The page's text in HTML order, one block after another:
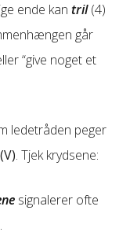
ende kan tril(4)
går
“give noget et
ledetråden peger
. Tjek krydsene:
signalerer ofte